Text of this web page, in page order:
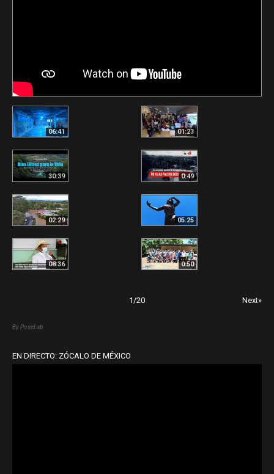
06:41 01:23
30:39 0:49
02:29 05:25
08:36 0:50
1/20 Next»
By PoseLab
EN DIRECTO: ZÓCALO DE MÉXICO